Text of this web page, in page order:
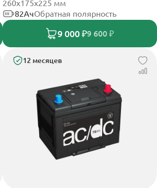
260x175x225 мм
82АчОбратная полярность
9 000 ₽9 600 ₽
12 месяцев